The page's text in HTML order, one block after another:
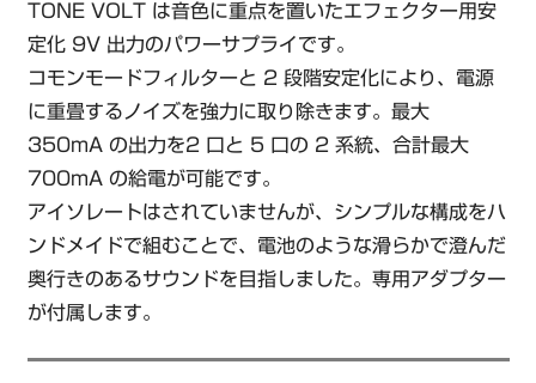
TONE VOLT は音色に重点を置いたエフェクター用安
定化 9V 出力のパワーサプライです。
コモンモードフィルターと 2 段階安定化により、電源
に重畳するノイズを強力に取り除きます。最大
350mA の出力を2 口と 5 口の 2 系統、合計最大
700mA の給電が可能です。
アイソレートはされていませんが、シンプルな構成をハ
ンドメイドで組むことで、電池のような滑らかで澄んだ
奥行きのあるサウンドを目指しました。専用アダプター
が付属します。